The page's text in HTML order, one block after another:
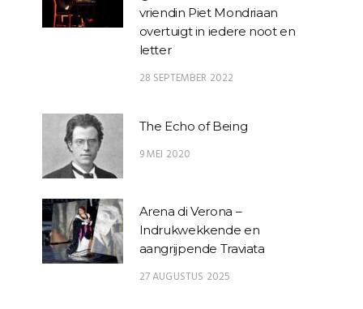
vriendin Piet Mondriaan
overtuigt in iedere noot en
letter
28 SEPTEMBER 2022
The Echo of Being
9 MEI 2020
Arena di Verona –
Indrukwekkende en
aangrijpende Traviata
27 AUGUSTUS 2025